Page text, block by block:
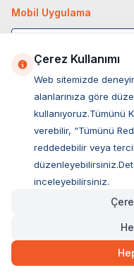
1.719,00TL
Mobil Uygulama
Müşteri Hizmetleri
Ovacık Mah. Hacıoğlu
Müşteri Destek Hattı
Çerez Kullanımı
Web sitemizde
alanlarınıza göre
kullanıyoruz.Tümünü
verebilir, “Tümünü
reddedebilir veya
inceleyebilirsiniz.